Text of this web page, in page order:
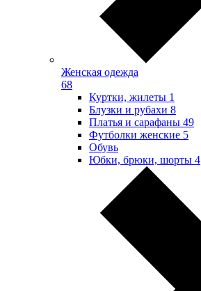
Женская одежда
68
Куртки, жилеты 1
Блузки и рубахи 8
Платья и сарафаны 49
Футболки женские 5
Обувь
Юбки, брюки, шорты 4